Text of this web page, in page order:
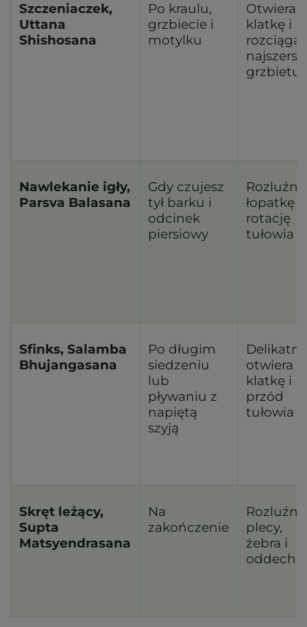
Szczeniaczek,
Uttana
Shishosana
Po kraulu,
grzbiecie i
motylku
Otwiera
klatkę i
rozciąga
grzbietu
Nawlekanie igły,
Parsva Balasana
Gdy czujesz
tył barku i
odcinek
piersiowy
łopatkę i
rotację
tułowia
Sfinks, Salamba
Bhujangasana
Po długim
siedzeniu
lub
pływaniu z
napiętą
szyją
otwiera
klatkę i
przód
tułowia
Skręt leżący,
Supta
Matsyendrasana
Na
zakończenie
plecy,
żebra i
oddech